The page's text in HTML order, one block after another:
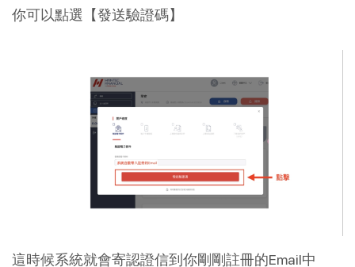
你可以點選【發送驗證碼】
這時候系統就會寄認證信到你剛剛註冊的Email中